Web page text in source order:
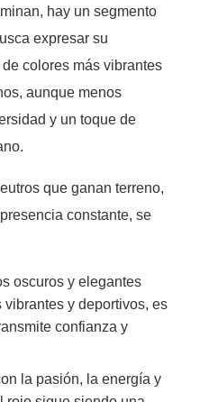
hay un segmento
expresar su
colores más vibrantes
aunque menos
y un toque de
que ganan terreno,
constante, se
oscuros y elegantes
vibrantes y deportivos, es
confianza y
la pasión, la energía y